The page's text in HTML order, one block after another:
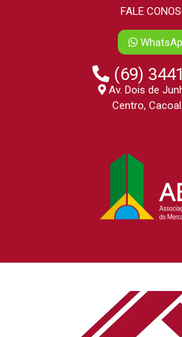
FALE
(69)
Av. Dois de
Centro,